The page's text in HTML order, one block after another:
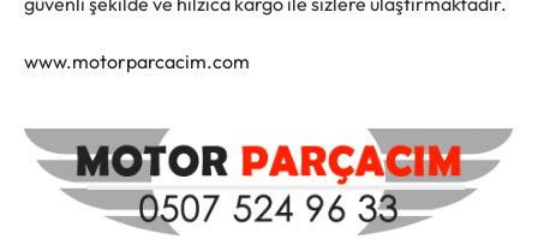
www.motorparcacim.com